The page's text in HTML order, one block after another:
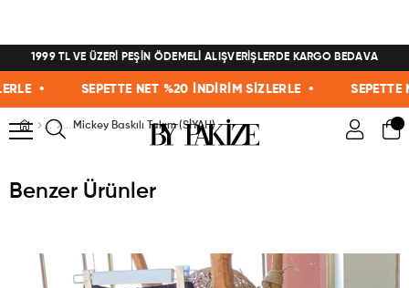
1999 TL VE ÜZERİ PEŞİN ÖDEMELİ ALIŞVERİŞLERDE KARGO BEDAVA
• SEPETTE NET %20 İNDİRİM SİZLERLE • SEPETTE
Mickey Baskılı Takım (SİYAH)
Benzer Ürünler